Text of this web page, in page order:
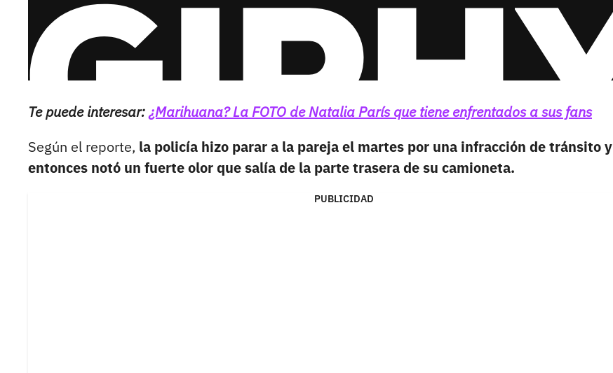
Te puede interesar:¿Marihuana? La FOTO de Natalia París que tiene enfrentados a sus fans
Según el reporte, la policía hizo parar a la pareja el martes por una infracción de tránsito y
entonces notó un fuerte olor que salía de la parte trasera de su camioneta.
PUBLICIDAD